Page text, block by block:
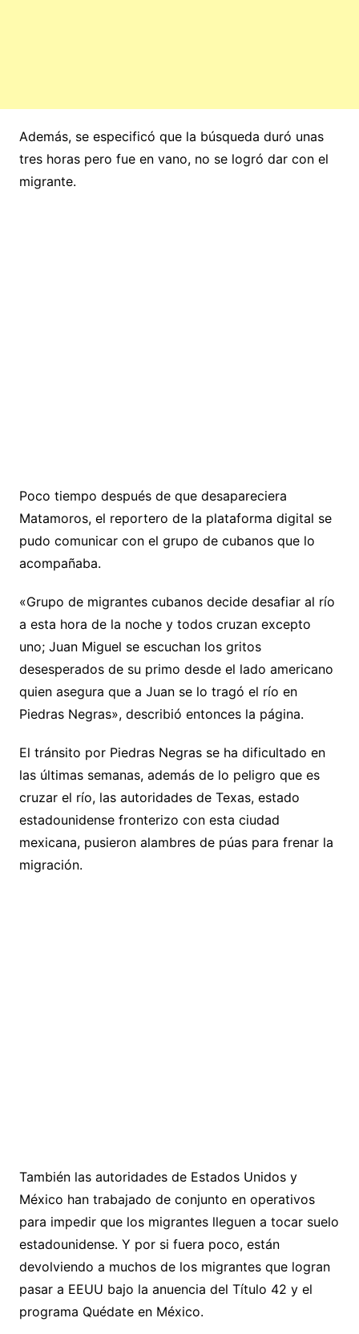
Además, se especificó que la búsqueda duró unas
tres horas pero fue en vano, no se logró dar con el
migrante.
Poco tiempo después de que desapareciera
Matamoros, el reportero de la plataforma digital se
pudo comunicar con el grupo de cubanos que lo
acompañaba.
«Grupo de migrantes cubanos decide desafiar al río
a esta hora de la noche y todos cruzan excepto
uno; Juan Miguel se escuchan los gritos
desesperados de su primo desde el lado americano
quien asegura que a Juan se lo tragó el río en
Piedras Negras», describió entonces la página.
El tránsito por Piedras Negras se ha dificultado en
las últimas semanas, además de lo peligro que es
cruzar el río, las autoridades de Texas, estado
estadounidense fronterizo con esta ciudad
mexicana, pusieron alambres de púas para frenar la
migración.
También las autoridades de Estados Unidos y
México han trabajado de conjunto en operativos
para impedir que los migrantes lleguen a tocar suelo
estadounidense. Y por si fuera poco, están
devolviendo a muchos de los migrantes que logran
pasar a EEUU bajo la anuencia del Título 42 y el
programa Quédate en México.